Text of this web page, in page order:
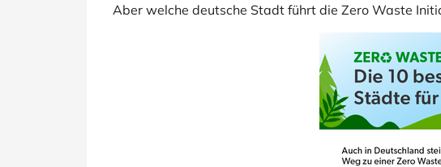
Aber welche deutsche Stadt führt die Zero Waste